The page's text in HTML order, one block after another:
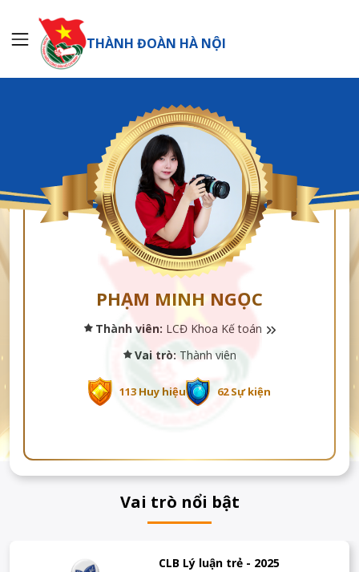
THÀNH ĐOÀN HÀ NỘI
PHẠM MINH NGỌC
Thành viên: LCĐ Khoa Kế toán
Vai trò:Thành viên
113 Huy hiệu 62 Sự kiện
Vai trò nổi bật
CLB Lý luận trẻ - 2025